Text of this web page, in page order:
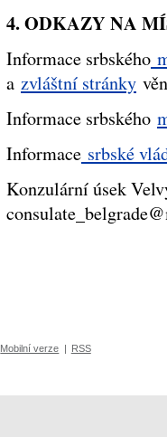
4. ODKAZY NA
Informace srbského
a zvláštní stránky
Informace srbského
Informace srbské
Konzulární úsek
Mobilní verze | RSS